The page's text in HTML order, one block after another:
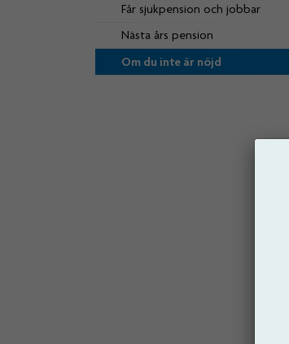
Får sjukpension och jobbar
Nästa års pension
Om du inte är nöjd